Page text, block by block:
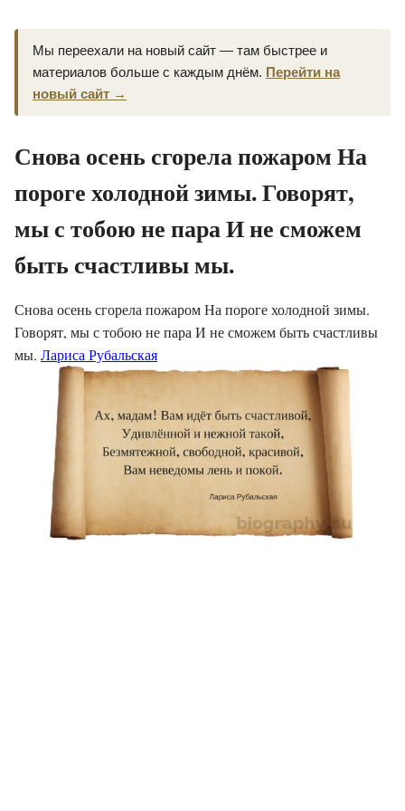
Мы переехали на новый сайт — там быстрее и
материалов больше с каждым днём. Перейти на
новый сайт →
Снова осень сгорела пожаром На
пороге холодной зимы. Говорят,
мы с тобою не пара И не сможем
быть счастливы мы.
Снова осень сгорела пожаром На пороге холодной зимы.
Говорят, мы с тобою не пара И не сможем быть счастливы
мы. Лариса Рубальская